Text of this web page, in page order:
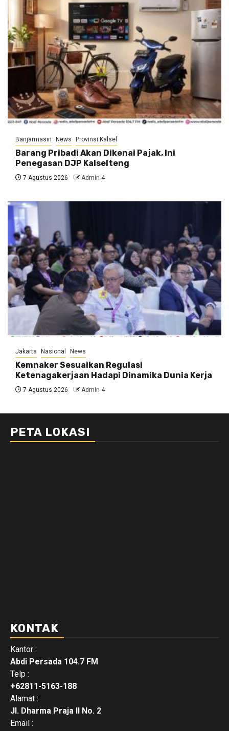
Banjarmasin News Provinsi Kalsel
Barang Pribadi Akan Dikenai Pajak, Ini
Penegasan DJP Kalselteng
7 Agustus 2026 Admin 4
Jakarta Nasional News
Kemnaker Sesuaikan Regulasi
Ketenagakerjaan Hadapi Dinamika Dunia Kerja
7 Agustus 2026 Admin 4
PETA LOKASI
KONTAK
Kantor :
Abdi Persada 104.7 FM
Telp :
+62811-5163-188
Alamat :
Jl. Dharma Praja II No. 2
Email :